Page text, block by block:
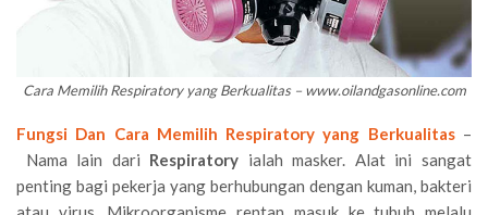
Cara Memilih Respiratory yang Berkualitas – www.oilandgasonline.com
Fungsi Dan Cara Memilih Respiratory yang Berkualitas –
Nama lain dari Respiratory ialah masker. Alat ini sangat
penting bagi pekerja yang berhubungan dengan kuman, bakteri